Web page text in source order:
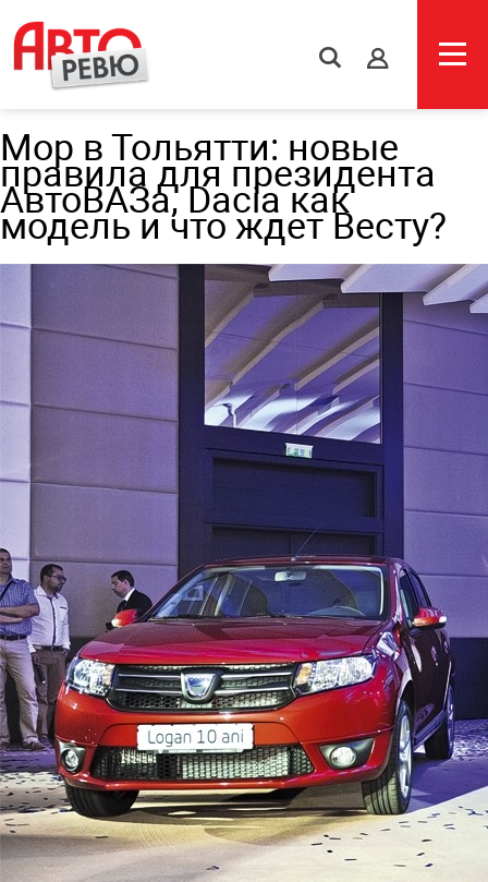
s
Мор в Тольятти: новые
правила для президента
АвтоВАЗа, Dacia как
модель и что ждет Весту?